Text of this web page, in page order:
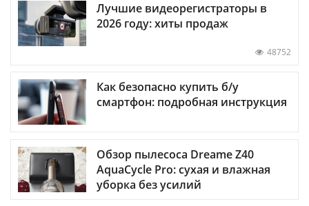
Лучшие видеорегистраторы в
2026 году: хиты продаж
48752
Как безопасно купить б/у
смартфон: подробная инструкция
Обзор пылесоса Dreame Z40
AquaCycle Pro: сухая и влажная
уборка без усилий